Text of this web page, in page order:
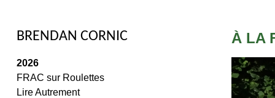
BRENDAN CORNIC
2026
FRAC sur Roulettes
Lire Autrement
À LA